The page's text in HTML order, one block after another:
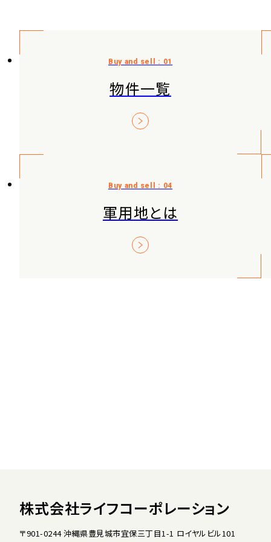
物件一覧
軍用地とは
株式会社ライフコーポレーション
〒901-0244 沖縄県豊見城市宜保三丁目1-1 ロイヤルビル101